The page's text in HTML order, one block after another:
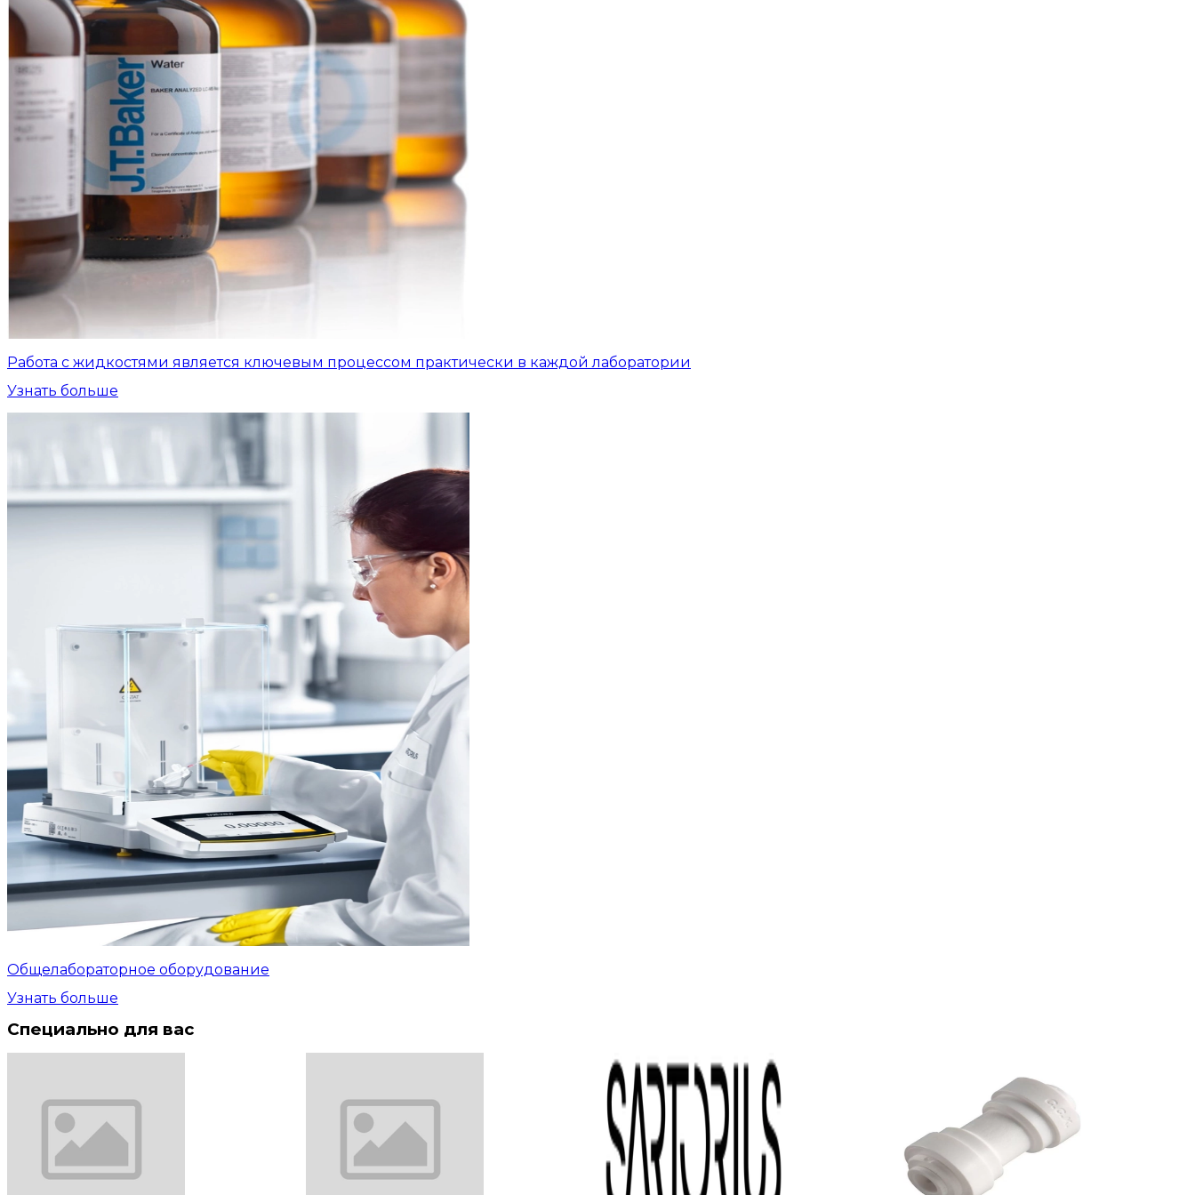
Работа с жидкостями является ключевым процессом практически в каждой лаборатории
Узнать больше
Общелабораторное оборудование
Узнать больше
Специально для вас